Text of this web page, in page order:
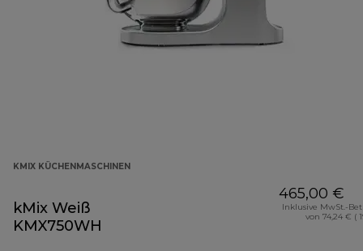
KMIX KÜCHENMASCHINEN
kMix Weiß
KMX750WH
465,00 €
Inklusive MwSt.-
von 74,24 € (